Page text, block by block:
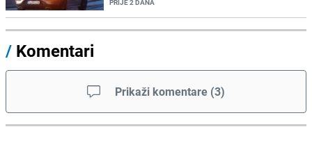
PRIJE 2 DANA
/ Komentari
Prikaži komentare (3)